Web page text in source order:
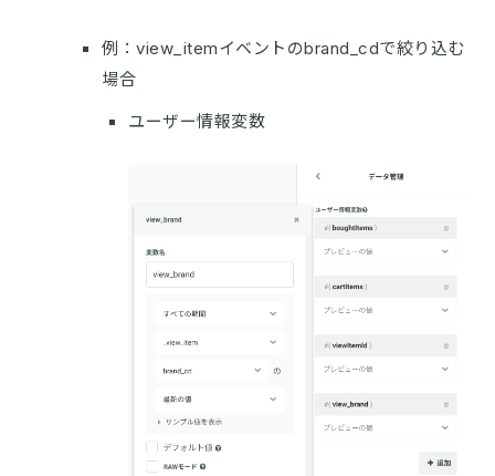
例：view_itemイベントのbrand_cdで絞り込む
場合
ユーザー情報変数